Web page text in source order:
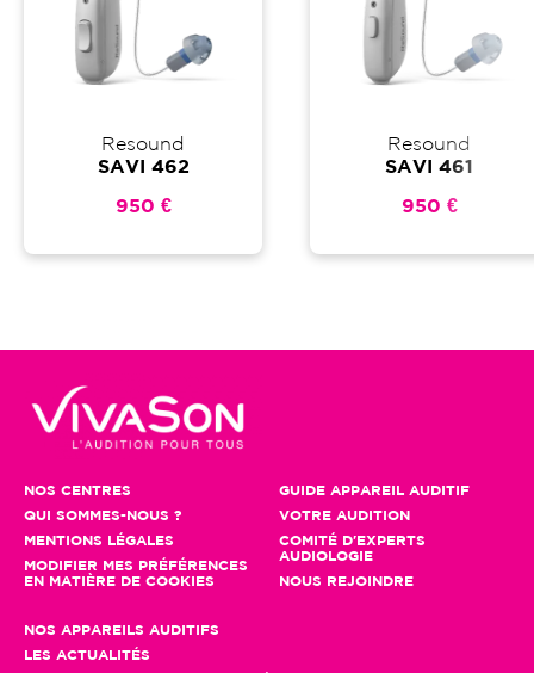
Resound
SAVI 462
950 €
Resound
SAVI 461
950 €
NOS CENTRES
QUI SOMMES-NOUS ?
MENTIONS LÉGALES
MODIFIER MES PRÉFÉRENCES
EN MATIÈRE DE COOKIES
GUIDE APPAREIL AUDITIF
VOTRE AUDITION
COMITÉ D'EXPERTS
AUDIOLOGIE
NOUS REJOINDRE
NOS APPAREILS AUDITIFS
LES ACTUALITÉS